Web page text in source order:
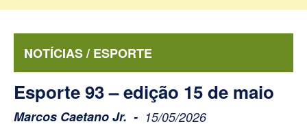
NOTÍCIAS / ESPORTE
Esporte 93 – edição 15 de maio
Marcos Caetano Jr. 15/05/2026